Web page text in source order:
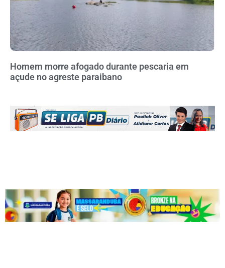
Homem morre afogado durante pescaria em
açude no agreste paraibano